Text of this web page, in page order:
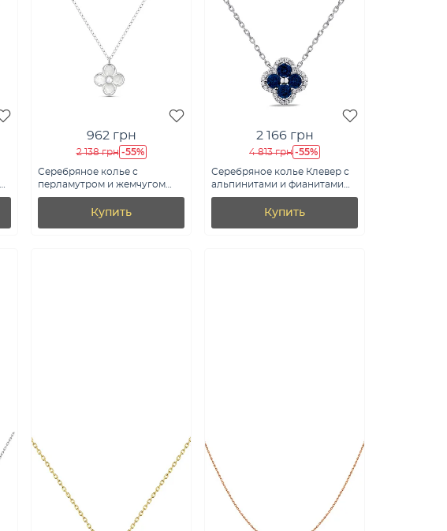
962 грн
2 138 грн -55%
Серебряное колье с
перламутром и жемчугом
(арт. 7507/2487/15пжб)
Купить
2 166 грн
4 813 грн -55%
Серебряное колье Клевер с
альпинитами и фианитами
(арт. 7507/1846ас)
Купить